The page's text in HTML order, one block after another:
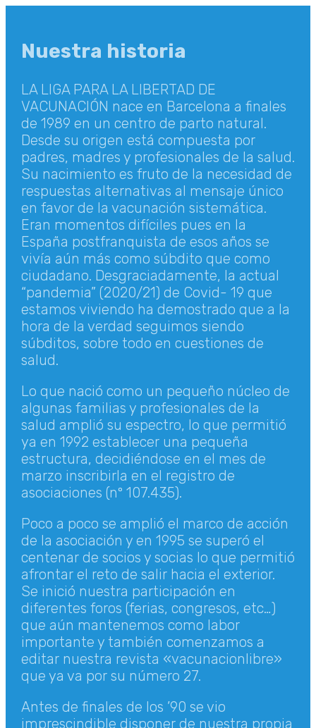
Nuestra historia
LA LIGA PARA LA LIBERTAD DE
VACUNACIÓN nace en Barcelona a finales
de 1989 en un centro de parto natural.
Desde su origen está compuesta por
padres, madres y profesionales de la salud.
Su nacimiento es fruto de la necesidad de
respuestas alternativas al mensaje único
en favor de la vacunación sistemática.
Eran momentos difíciles pues en la
España postfranquista de esos años se
vivía aún más como súbdito que como
ciudadano. Desgraciadamente, la actual
“pandemia” (2020/21) de Covid- 19 que
estamos viviendo ha demostrado que a la
hora de la verdad seguimos siendo
súbditos, sobre todo en cuestiones de
salud.
Lo que nació como un pequeño núcleo de
algunas familias y profesionales de la
salud amplió su espectro, lo que permitió
ya en 1992 establecer una pequeña
estructura, decidiéndose en el mes de
marzo inscribirla en el registro de
asociaciones (nº 107.435).
Poco a poco se amplió el marco de acción
de la asociación y en 1995 se superó el
centenar de socios y socias lo que permitió
afrontar el reto de salir hacia el exterior.
Se inició nuestra participación en
diferentes foros (ferias, congresos, etc…)
que aún mantenemos como labor
importante y también comenzamos a
editar nuestra revista «vacunacionlibre»
que ya va por su número 27.
Antes de finales de los ’90 se vio
imprescindible disponer de nuestra propia